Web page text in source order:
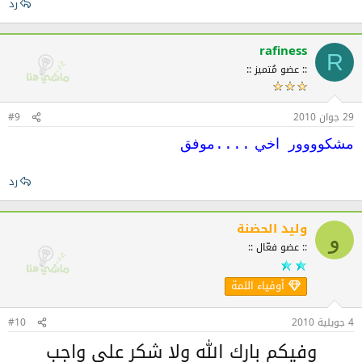
R
rafiness
:: عضو مُتميز ::
29 جوان 2010 #9
مشكوووور اخي ....موفق
رد
و وليد الحضنة
:: عضو فعّال ::
أوفياء اللمة
4 جويلية 2010 #10
وفيكم بارك الله ولا شكر على واجب